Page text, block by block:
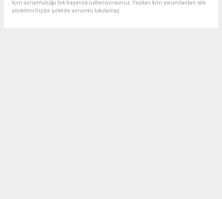
tüm sorumluluğu tek başınıza üstleniyorsunuz. Yazılan tüm yorumlardan site
yönetimi hiçbir şekilde sorumlu tutulamaz.